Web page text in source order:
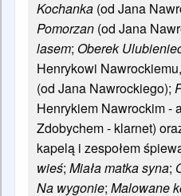
Kochanka (od Jana
Pomorzan (od Jana
lasem; Oberek
Henrykowi
(od Jana Nawrockiego);
Henrykiem Nawrockim -
Zdobychem - klarnet)
kapelą i zespołem
wieś; Miała matka syna;
Na wygonie; Malowane